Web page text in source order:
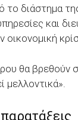
το διάστημα
και
θα βρεθούν
μελλοντικά».